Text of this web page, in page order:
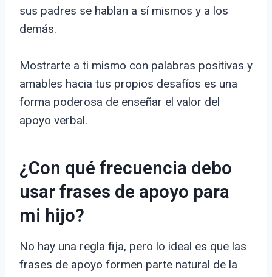
sus padres se hablan a sí mismos y a los
demás.
Mostrarte a ti mismo con palabras positivas y
amables hacia tus propios desafíos es una
forma poderosa de enseñar el valor del
apoyo verbal.
¿Con qué frecuencia debo
usar frases de apoyo para
mi hijo?
No hay una regla fija, pero lo ideal es que las
frases de apoyo formen parte natural de la